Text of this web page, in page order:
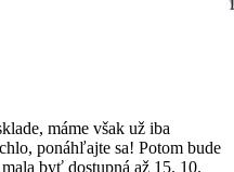
máme však už iba
ponáhľajte sa! Potom bude
byť dostupná až 15. 10.